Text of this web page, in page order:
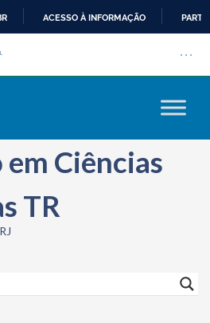
ACESSO À INFORMAÇÃO
da
Ciências
TR